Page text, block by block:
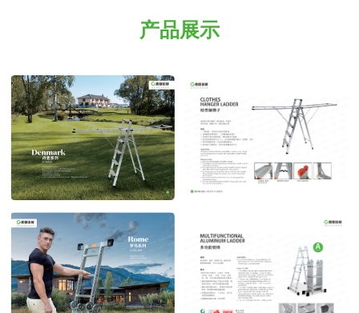
产品展示
丹麦系列
POST TIME:2023-04-27
丹麦系列 多功能晾晒
POST TIME:2023-04-27